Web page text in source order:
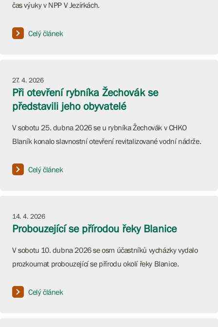
čas výuky v NPP V Jezírkách.
Celý článek
27. 4. 2026
Při otevření rybníka Žechovák se
představili jeho obyvatelé
V sobotu 25. dubna 2026 se u rybníka Žechovák v CHKO
Blaník konalo slavnostní otevření revitalizované vodní nádrže.
Celý článek
14. 4. 2026
Probouzející se přírodou řeky Blanice
V sobotu 10. dubna 2026 se osm účastníků vycházky vydalo
prozkoumat probouzející se přírodu okolí řeky Blanice.
Celý článek